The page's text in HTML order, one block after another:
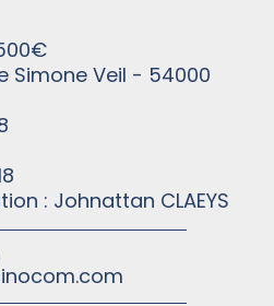
Simone Veil - 54000
: Johnattan CLAEYS